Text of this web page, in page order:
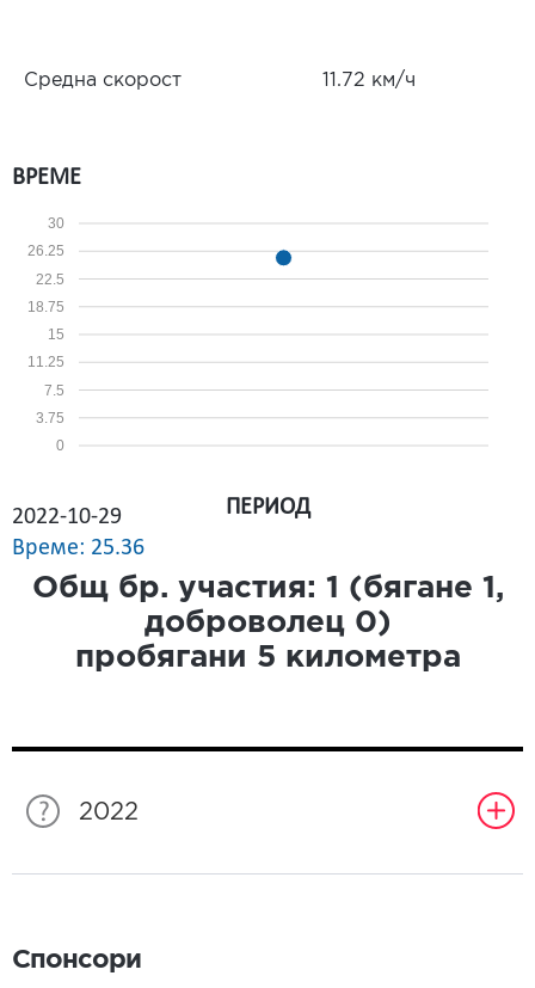
Средна скорост 11.72 км/ч
ВРЕМЕ
0
3.75
7.5
11.25
15
18.75
22.5
26.25
30
2022-10-29
Време: 25.36
ПЕРИОД
Общ бр. участия: 1 (бягане 1 ,
доброволец 0)
пробягани 5 километра
2022
Спонсори